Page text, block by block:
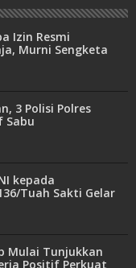
Izin Resmi
Murni Sengketa
3 Polisi Polres
Sabu
kepada
Tuah Sakti Gelar
Kalome
Mulai Tunjukkan
Positif Perkuat